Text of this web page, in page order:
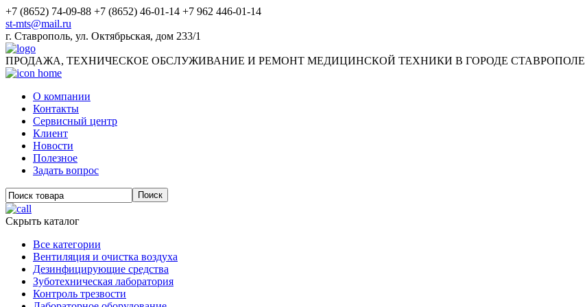
+7 (8652) 74-09-88 +7 (8652) 46-01-14 +7 962 446-01-14
st-mts@mail.ru
г. Ставрополь, ул. Октябрьская, дом 233/1
ПРОДАЖА, ТЕХНИЧЕСКОЕ ОБСЛУЖИВАНИЕ И РЕМОНТ МЕДИЦИНСКОЙ ТЕХНИКИ В ГОРОДЕ СТАВРОПОЛЕ
О компании
Контакты
Сервисный центр
Клиент
Новости
Полезное
Задать вопрос
Скрыть каталог
Все категории
Вентиляция и очистка воздуха
Дезинфицирующие средства
Зуботехническая лаборатория
Контроль трезвости